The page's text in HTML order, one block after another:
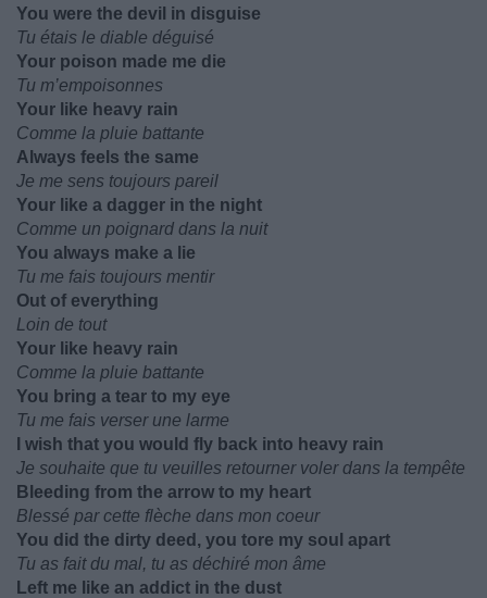
You were the devil in disguise
Tu étais le diable déguisé
Your poison made me die
Tu m’empoisonnes
Your like heavy rain
Comme la pluie battante
Always feels the same
Je me sens toujours pareil
Your like a dagger in the night
Comme un poignard dans la nuit
You always make a lie
Tu me fais toujours mentir
Out of everything
Loin de tout
Your like heavy rain
Comme la pluie battante
You bring a tear to my eye
Tu me fais verser une larme
I wish that you would fly back into heavy rain
Je souhaite que tu veuilles retourner voler dans la tempête
Bleeding from the arrow to my heart
Blessé par cette flèche dans mon coeur
You did the dirty deed, you tore my soul apart
Tu as fait du mal, tu as déchiré mon âme
Left me like an addict in the dust